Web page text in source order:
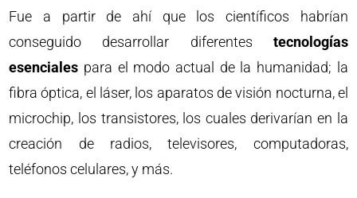
Fue a partir de ahí que los científicos habrían
conseguido desarrollar diferentes tecnologías
esenciales para el modo actual de la humanidad; la
fibra óptica, el láser, los aparatos de visión nocturna, el
microchip, los transistores, los cuales derivarían en la
creación de radios, televisores, computadoras,
teléfonos celulares, y más.